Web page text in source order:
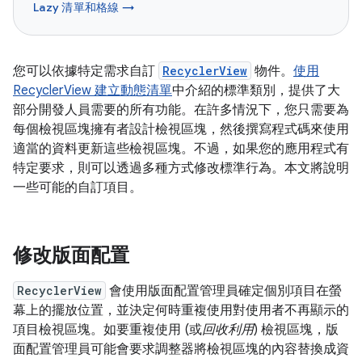
Lazy 清單和格線 →
您可以依據特定需求自訂 RecyclerView 物件。 使用
RecyclerView 建立動態清單中介紹的標準類別，提供了大
部分開發人員需要的所有功能。在許多情況下，您只需要為
每個檢視區塊擁有者設計檢視區塊，然後撰寫程式碼來使用
適當的資料更新這些檢視區塊。不過，如果您的應用程式有
特定要求，則可以透過多種方式修改標準行為。本文將說明
一些可能的自訂項目。
修改版面配置
RecyclerView 會使用版面配置管理員確定個別項目在螢
幕上的擺放位置，並決定何時重複使用對使用者不再顯示的
項目檢視區塊。如要重複使用 (或回收利用) 檢視區塊，版
面配置管理員可能會要求調整器將檢視區塊的內容替換成資